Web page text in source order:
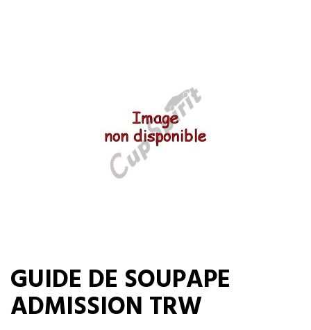
GUIDE DE SOUPAPE
ADMISSION TRW